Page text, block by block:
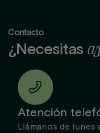
Contacto
¿Necesitas
Atención
Llámanos de lunes